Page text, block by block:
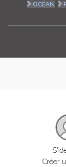
OCÉAN
Créer